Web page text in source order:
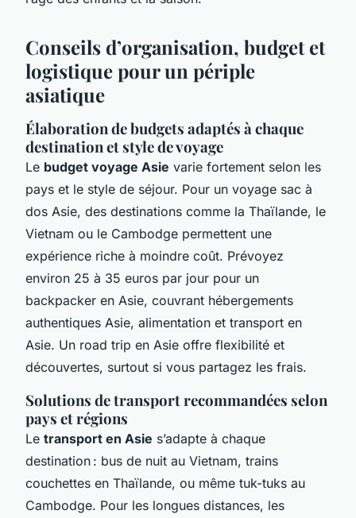
Conseils d’organisation, budget et
logistique pour un périple
asiatique
Élaboration de budgets adaptés à chaque
destination et style de voyage
Le budget voyage Asie varie fortement selon les
pays et le style de séjour. Pour un voyage sac à
dos Asie, des destinations comme la Thaïlande, le
Vietnam ou le Cambodge permettent une
expérience riche à moindre coût. Prévoyez
environ 25 à 35 euros par jour pour un
backpacker en Asie, couvrant hébergements
authentiques Asie, alimentation et transport en
Asie. Un road trip en Asie offre flexibilité et
découvertes, surtout si vous partagez les frais.
Solutions de transport recommandées selon
pays et régions
Le transport en Asie s’adapte à chaque
destination : bus de nuit au Vietnam, trains
couchettes en Thaïlande, ou même tuk-tuks au
Cambodge. Pour les longues distances, les